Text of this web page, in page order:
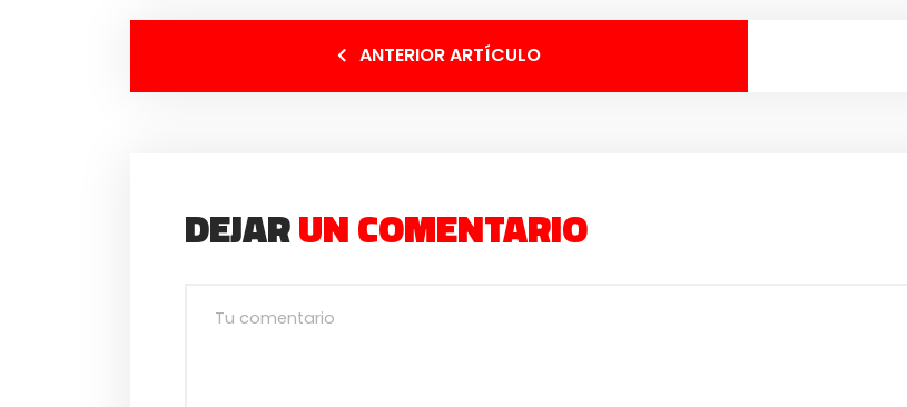
ANTERIOR ARTÍCULO
DEJARUN COMENTARIO